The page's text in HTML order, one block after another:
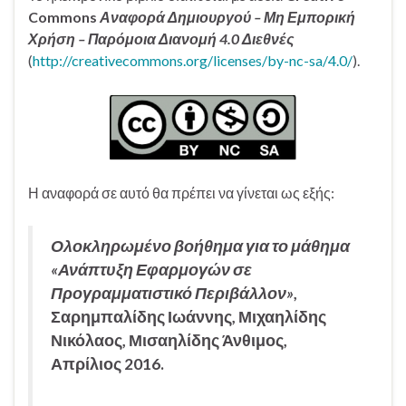
Commons Αναφορά Δημιουργού – Μη Εμπορική
Χρήση – Παρόμοια Διανομή 4.0 Διεθνές
(http://creativecommons.org/licenses/by-nc-sa/4.0/).
Η αναφορά σε αυτό θα πρέπει να γίνεται ως εξής:
Ολοκληρωμένο βοήθημα για το μάθημα
«Ανάπτυξη Εφαρμογών σε
Προγραμματιστικό Περιβάλλον»,
Σαρημπαλίδης Ιωάννης, Μιχαηλίδης
Νικόλαος, Μισαηλίδης Άνθιμος,
Απρίλιος 2016.